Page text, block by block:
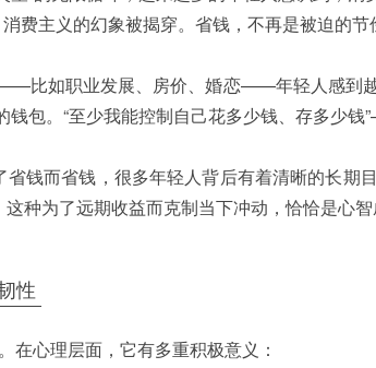
消费主义的幻象被揭穿。省钱，不再是被迫的节
比如职业发展、房价、婚恋——年轻人感到
包。“至少我能控制自己花多少钱、存多少
省钱而省钱，很多年轻人背后有着清晰的长
种为了远期收益而克制当下冲动，恰恰是心智
性
在心理层面，它有多重积极意义：